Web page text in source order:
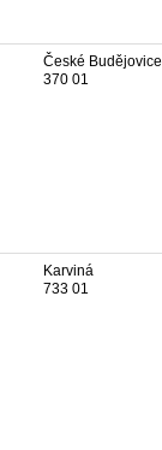
České Budějovice
370 01
Karviná
733 01